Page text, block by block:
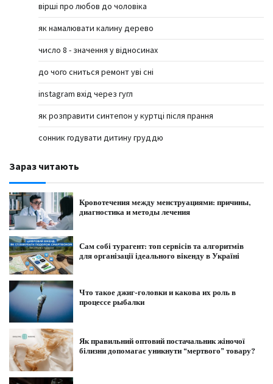
вірші про любов до чоловіка
як намалювати калину дерево
число 8 - значення у відносинах
до чого сниться ремонт уві сні
instagram вхід через гугл
як розправити синтепон у куртці після прання
сонник годувати дитину груддю
Зараз читають
Кровотечения между менструациями: причины,
диагностика и методы лечения
Сам собі турагент: топ сервісів та алгоритмів
для організації ідеального вікенду в Україні
Что такое джиг-головки и какова их роль в
процессе рыбалки
Як правильний оптовий постачальник жіночої
білизни допомагає уникнути “мертвого” товару?